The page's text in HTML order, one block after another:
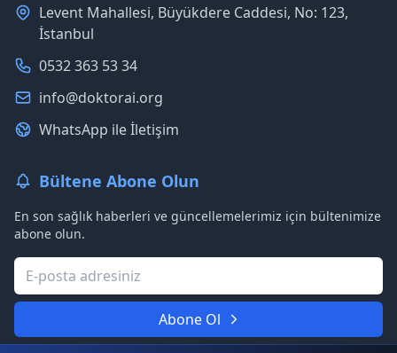
Levent Mahallesi, Büyükdere Caddesi, No: 123,
İstanbul
0532 363 53 34
info@doktorai.org
WhatsApp ile İletişim
Bültene Abone Olun
En son sağlık haberleri ve güncellemelerimiz için bültenimize
abone olun.
Abone Ol